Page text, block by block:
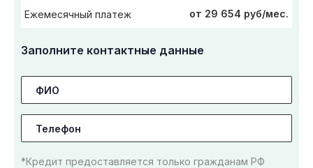
Ежемесячный платеж от 29 654 руб/мес.
Заполните контактные данные
*Кредит предоставляется только гражданам РФ